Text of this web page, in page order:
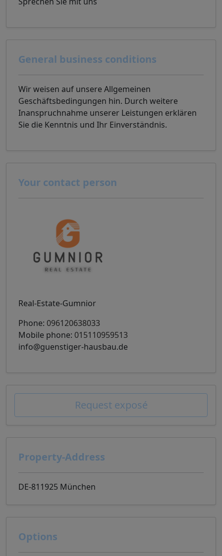
General business conditions
Wir weisen auf unsere Allgemeinen
Geschäftsbedingungen hin. Durch weitere
Inanspruchnahme unserer Leistungen erklären
Sie die Kenntnis und Ihr Einverständnis.
Your contact person
Real-Estate-Gumnior
Phone: 096120638033
Mobile phone: 015110959513
info@guenstiger-hausbau.de
Request exposé
Property-Address
DE-811925 München
Options